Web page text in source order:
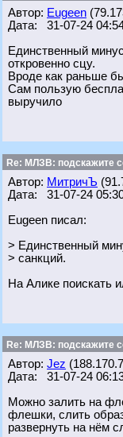
Автор: Eugeen
Дата: 31-07-24
Единственный
откровенно сцу.
Вроде как раньше
Сам пользую
выручило
Re: МЛЗВ: подскажите
Автор: МитричЪ
Дата: 31-07-24
Eugeen писал:
> Единственный
> санкций.
На Алике поискать
Re: МЛЗВ: подскажите
Автор: Jez
Дата: 31-07-24
Можно залить на
флешки, слить
развернуть на нём